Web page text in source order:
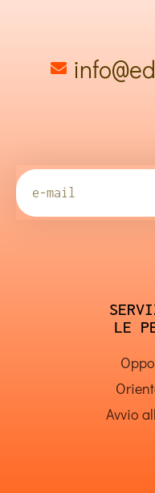
LE
Avvio